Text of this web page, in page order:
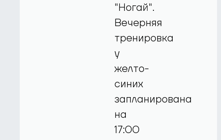
"Ногай".
Вечерняя
тренировка
у
желто-
синих
запланирована
на
17:00